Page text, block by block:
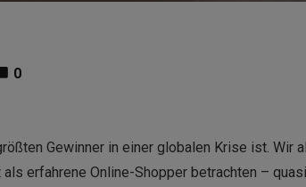
0
Gewinner in einer globalen Krise ist. Wir
erfahrene Online-Shopper betrachten – quasi